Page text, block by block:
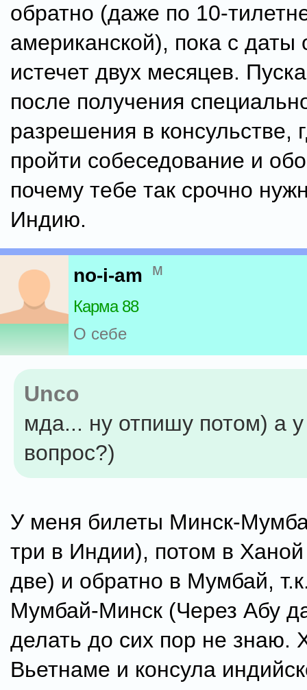
обратно (даже по 10-
американской), пока с даты
истечет двух месяцев.
после получения
разрешения в консульстве,
пройти собеседование и
почему тебе так срочно
Индию.
no-i-am м
Карма 88
О себе
Unco
мда... ну отпишу потом) а
вопрос?)
У меня билеты Минск-
три в Индии), потом в
две) и обратно в Мумбай,
Мумбай-Минск (Через Абу
делать до сих пор не знаю.
Вьетнаме и консула